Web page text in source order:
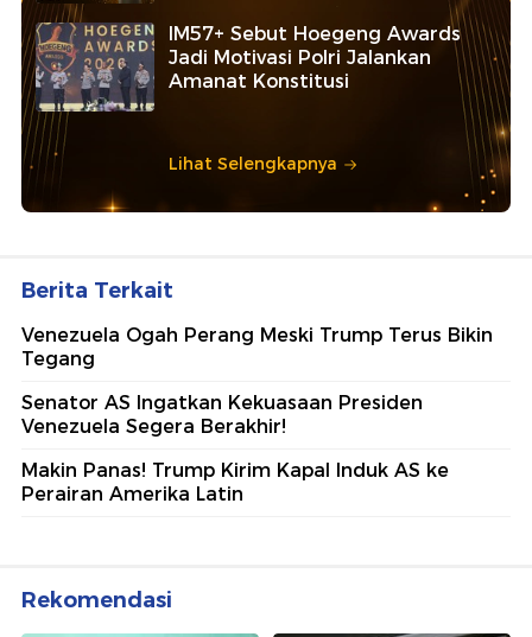
IM57+ Sebut Hoegeng Awards
Jadi Motivasi Polri Jalankan
Amanat Konstitusi
Lihat Selengkapnya
Berita Terkait
Venezuela Ogah Perang Meski Trump Terus Bikin
Tegang
Senator AS Ingatkan Kekuasaan Presiden
Venezuela Segera Berakhir!
Makin Panas! Trump Kirim Kapal Induk AS ke
Perairan Amerika Latin
Rekomendasi